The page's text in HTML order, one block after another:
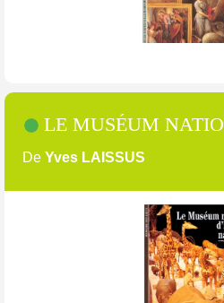
LE MUSÉUM NATIONAL
De Yves LAISSUS